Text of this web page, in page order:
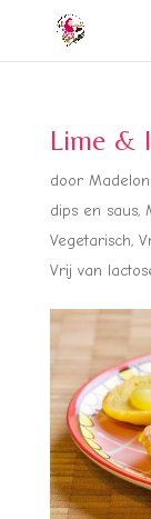
Lime &
door Madelon
dips en saus,
Vegetarisch,
Vrij van